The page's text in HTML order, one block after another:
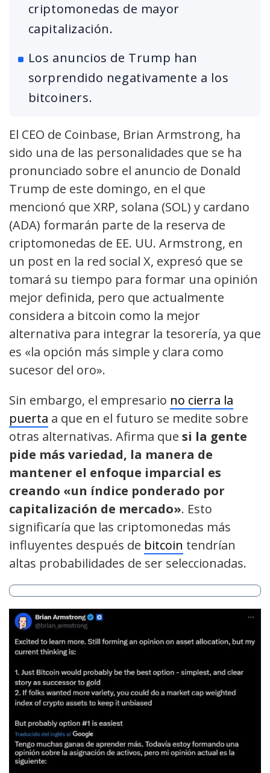
criptomonedas de mayor
capitalización.
Los anuncios de Trump han
sorprendido negativamente a los
bitcoiners.
El CEO de Coinbase, Brian Armstrong, ha
sido una de las personalidades que se ha
pronunciado sobre el anuncio de Donald
Trump de este domingo, en el que
mencionó que XRP, solana (SOL) y cardano
(ADA) formarán parte de la reserva de
criptomonedas de EE. UU. Armstrong, en
un post en la red social X, expresó que se
tomará su tiempo para formar una opinión
mejor definida, pero que actualmente
considera a bitcoin como la mejor
alternativa para integrar la tesorería, ya que
es «la opción más simple y clara como
sucesor del oro».
Sin embargo, el empresario no cierra la
puerta a que en el futuro se medite sobre
otras alternativas. Afirma que si la gente
pide más variedad, la manera de
mantener el enfoque imparcial es
creando «un índice ponderado por
capitalización de mercado». Esto
significaría que las criptomonedas más
influyentes después de bitcoin tendrían
altas probabilidades de ser seleccionadas.